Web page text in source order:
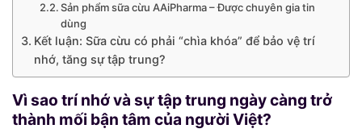
Sản phẩm sữa cừu AAiPharma – Được chuyên gia tin
dùng
Kết luận: Sữa cừu có phải “chìa khóa” để bảo vệ trí
nhớ, tăng sự tập trung?
Vì sao trí nhớ và sự tập trung ngày càng trở
thành mối bận tâm của người Việt?